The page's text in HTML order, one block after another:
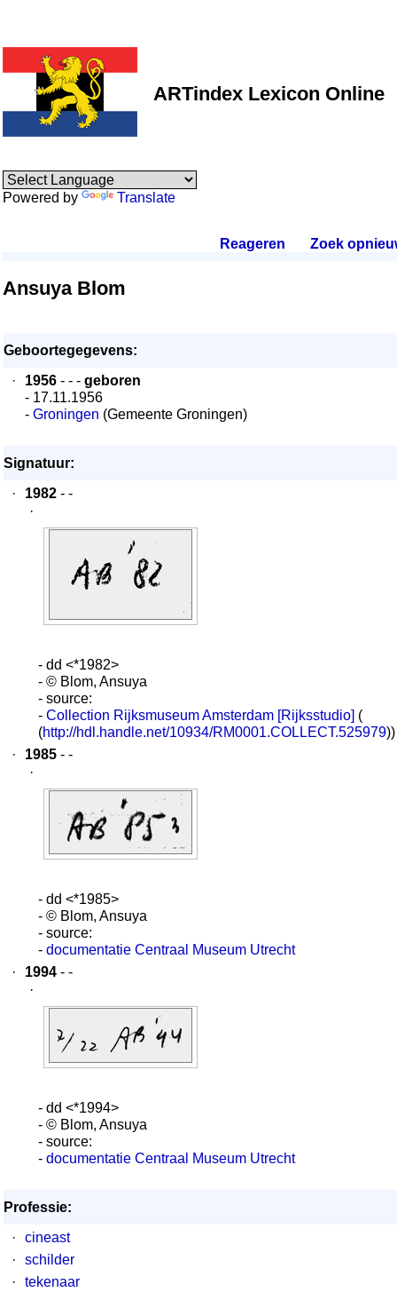
ARTindex Lexicon Online
Powered by Translate
Reageren Zoek
Ansuya Blom
Geboortegegevens:
·
1956 - - - geboren
- 17.11.1956
- Groningen (Gemeente Groningen)
Signatuur:
·
1982 - -
·
- dd <*1982>
- © Blom, Ansuya
- source:
- Collection Rijksmuseum Amsterdam [Rijksstudio] (
(http://hdl.handle.net/10934/RM0001.COLLECT.525979))
·
1985 - -
·
- dd <*1985>
- © Blom, Ansuya
- source:
- documentatie Centraal Museum Utrecht
·
1994 - -
·
- dd <*1994>
- © Blom, Ansuya
- source:
- documentatie Centraal Museum Utrecht
Professie:
·
cineast
·
schilder
·
tekenaar